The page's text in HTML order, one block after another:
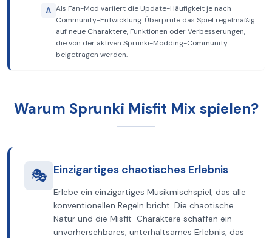
A Als Fan-Mod variiert die Update-Häufigkeit je nach
Community-Entwicklung. Überprüfe das Spiel regelmäßig
auf neue Charaktere, Funktionen oder Verbesserungen,
die von der aktiven Sprunki-Modding-Community
beigetragen werden.
Warum Sprunki Misfit Mix spielen?
🎭 Einzigartiges chaotisches Erlebnis
Erlebe ein einzigartiges Musikmischspiel, das alle
konventionellen Regeln bricht. Die chaotische
Natur und die Misfit-Charaktere schaffen ein
unvorhersehbares, unterhaltsames Erlebnis, das